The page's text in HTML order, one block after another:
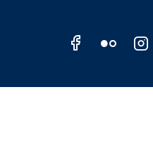
sociales JCCM